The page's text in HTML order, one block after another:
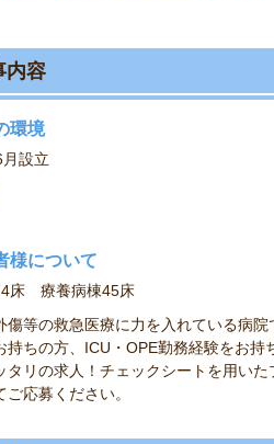
内容
環境
設立
様について
床 療養病棟45床
傷等の救急医療に力を入れている病
持ちの方、ICU・OPE勤務経験をお
タリの求人！チェックシートを用い
ご応募ください。